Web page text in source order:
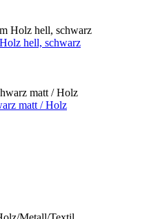
hell, schwarz
matt / Holz